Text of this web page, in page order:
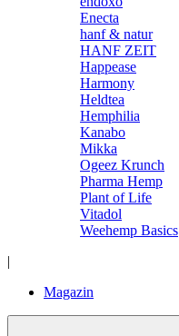
Enecta
hanf & natur
HANF ZEIT
Happease
Harmony
Heldtea
Hemphilia
Kanabo
Mikka
Ogeez Krunch
Pharma Hemp
Plant of Life
Vitadol
Weehemp Basics
|
Magazin